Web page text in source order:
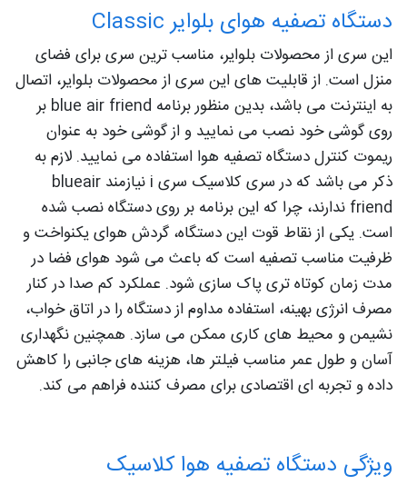
دستگاه تصفیه هوای بلوایر Classic
این سری از محصولات بلوایر، مناسب ترین سری برای فضای
منزل است. از قابلیت های این سری از محصولات بلوایر، اتصال
به اینترنت می باشد، بدین منظور برنامه blue air friend بر
روی گوشی خود نصب می نمایید و از گوشی خود به عنوان
ریموت کنترل دستگاه تصفیه هوا استفاده می نمایید. لازم به
ذکر می باشد که در سری کلاسیک سری i نیازمند blueair
friend ندارند، چرا که این برنامه بر روی دستگاه نصب شده
است. یکی از نقاط قوت این دستگاه، گردش هوای یکنواخت و
ظرفیت مناسب تصفیه است که باعث می‌ شود هوای فضا در
مدت‌ زمان کوتاه‌ تری پاک‌ سازی شود. عملکرد کم‌ صدا در کنار
مصرف انرژی بهینه، استفاده مداوم از دستگاه را در اتاق خواب،
نشیمن و محیط‌ های کاری ممکن می‌ سازد. همچنین نگهداری
آسان و طول عمر مناسب فیلتر ها، هزینه‌ های جانبی را کاهش
داده و تجربه‌ ای اقتصادی برای مصرف‌ کننده فراهم می‌ کند.
ویژگی دستگاه تصفیه هوا کلاسیک